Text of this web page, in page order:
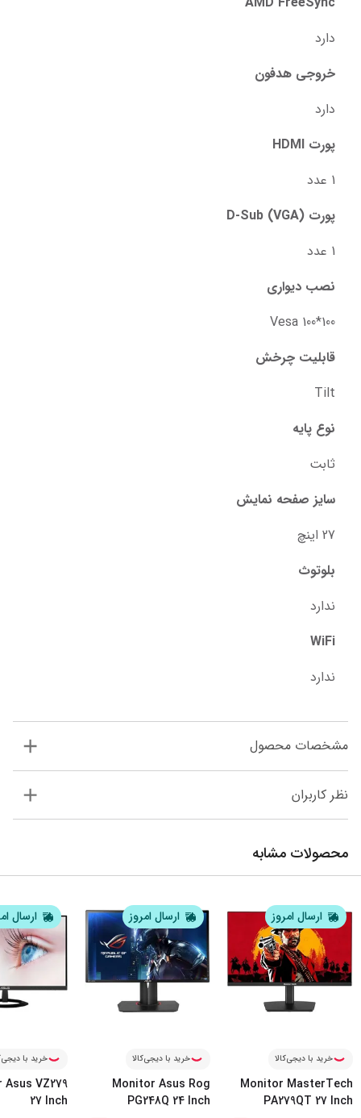
دارد
خروجی هدفون
دارد
پورت HDMI
1 عدد
پورت D-Sub (VGA)
1 عدد
نصب دیواری
Vesa 100*100
قابلیت چرخش
Tilt
نوع پایه
ثابت
سایز صفحه نمایش
27 اینچ
بلوتوث
ندارد
WiFi
ندارد
مشخصات محصول
نظر کاربران
محصولات مشابه
ارسال امروز
خرید با دیجی‌کالا
Monitor MasterTech
PA279QT 27 Inch
ارسال امروز
خرید با دیجی‌کالا
Monitor Asus Rog
PG248Q 24 Inch
ارسال
خرید با
VZ279
27 Inch